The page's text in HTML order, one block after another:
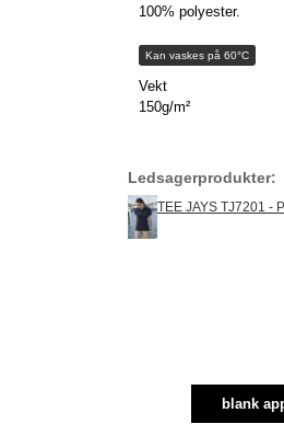
100% polyester.
Kan vaskes på 60°C
Vekt
150g/m²
Ledsagerprodukter:
TEE JAYS TJ7201 -
blank